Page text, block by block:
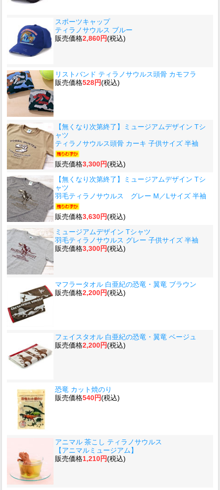
スポーツキャップ
ティラノサウルス ブルー
販売価格2,860円(税込)
リストバンド ティラノサウルス頭骨 カモフラ
販売価格528円(税込)
【無くなり次第終了】ミュージアムデザイン Tシ
ャツ
ティラノサウルス頭骨 カーキ 子供サイズ 半袖
販売価格3,300円(税込)
【無くなり次第終了】ミュージアムデザイン Tシ
ャツ
羽毛ティラノサウルス グレー M／Lサイズ 半袖
販売価格3,630円(税込)
ミュージアムデザイン Tシャツ
羽毛ティラノサウルス グレー 子供サイズ 半袖
販売価格3,300円(税込)
マフラータオル 白亜紀の恐竜・翼竜 ブラウン
販売価格2,200円(税込)
フェイスタオル 白亜紀の恐竜・翼竜 ベージュ
販売価格2,200円(税込)
恐竜 カット焼のり
販売価格540円(税込)
アニマル 茶こし ティラノサウルス
【アニマルミュージアム】
販売価格1,210円(税込)